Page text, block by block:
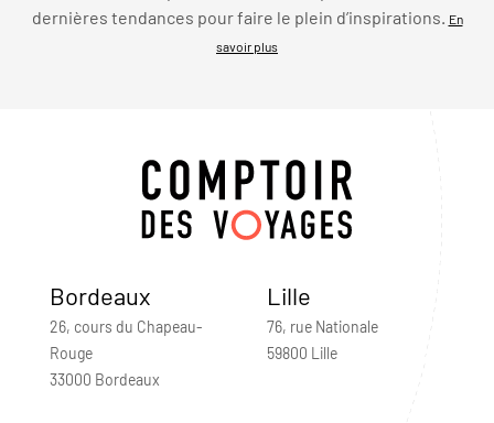
dernières tendances pour faire le plein d’inspirations.
En
savoir plus
Bordeaux
26, cours du Chapeau-
Rouge
33000 Bordeaux
Lille
76, rue Nationale
59800 Lille